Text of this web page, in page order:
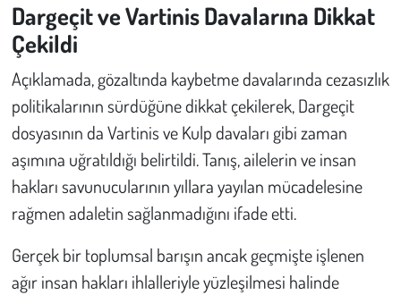
Dargeçit ve Vartinis Davalarına Dikkat
Çekildi
Açıklamada, gözaltında kaybetme davalarında cezasızlık
politikalarının sürdüğüne dikkat çekilerek, Dargeçit
dosyasının da Vartinis ve Kulp davaları gibi zaman
aşımına uğratıldığı belirtildi. Tanış, ailelerin ve insan
hakları savunucularının yıllara yayılan mücadelesine
rağmen adaletin sağlanmadığını ifade etti.
Gerçek bir toplumsal barışın ancak geçmişte işlenen
ağır insan hakları ihlalleriyle yüzleşilmesi halinde